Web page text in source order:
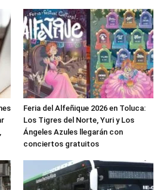
Feria del Alfeñique 2026 en Toluca:
Los Tigres del Norte, Yuri y Los
Ángeles Azules llegarán con
conciertos gratuitos